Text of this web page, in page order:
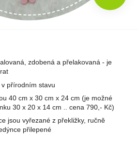
zdobená a přelakovaná - je
přírodním stavu
40 cm x 30 cm x 24 cm (je možné
30 x 20 x 14 cm .. cena 790,- Kč)
jsou vyřezané z překližky, ručně
přilepené